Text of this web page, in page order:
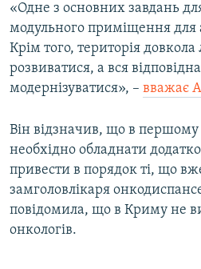
«Одне з основних завдань
модульного приміщення для
Крім того, територія
розвиватися, а вся
модернізуватися», – вважає
Він відзначив, що в першому
необхідно обладнати
привести в порядок ті, що
замголовлікаря
повідомила, що в Криму не
онкологів.